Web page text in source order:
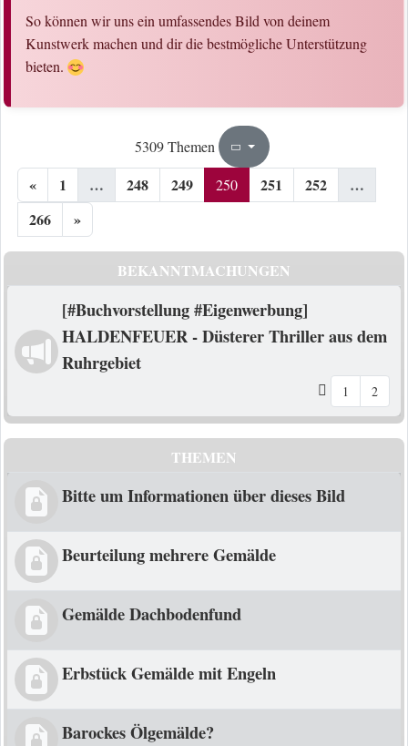
So können wir uns ein umfassendes Bild von deinem
Kunstwerk machen und dir die bestmögliche Unterstützung
bieten.
5309 Themen Seite250
« 1 … 248 249 250 251 252
…
266
»
BEKANNTMACHUNGEN
[#Buchvorstellung #Eigenwerbung]
HALDENFEUER - Düsterer Thriller aus dem
Ruhrgebiet
1 2
THEMEN
Bitte um Informationen über dieses Bild
Beurteilung mehrere Gemälde
Gemälde Dachbodenfund
Erbstück Gemälde mit Engeln
Barockes Ölgemälde?